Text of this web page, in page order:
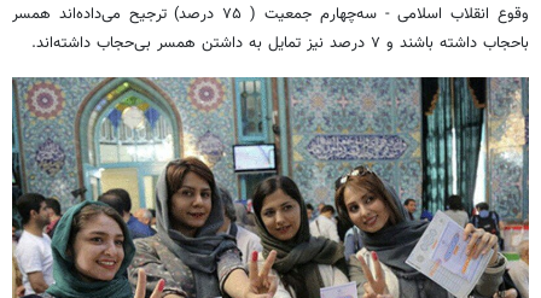
وقوع انقلاب اسلامی - سه‌چهارم جمعیت ( ۷۵ درصد) ترجیح می‌داده‌اند همسر
باحجاب داشته باشند و ۷ درصد نیز تمایل به داشتن همسر بی‌حجاب داشته‌اند.